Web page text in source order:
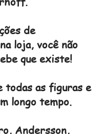
de
loja, você não
que existe!
todas as figuras e
longo tempo.
Andersson,